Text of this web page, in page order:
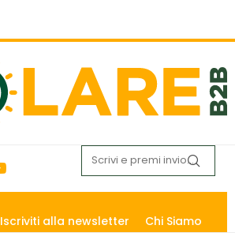
Iscriviti alla newsletter Chi Siamo